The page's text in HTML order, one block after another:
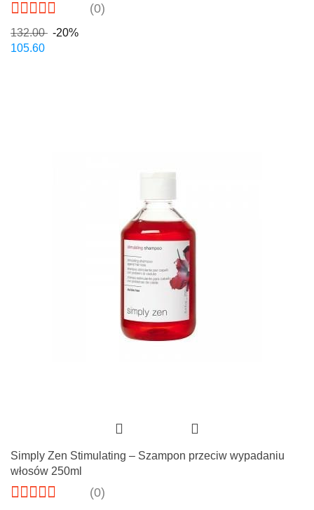
(0)
132.00
-20%
105.60
Simply Zen Stimulating – Szampon przeciw wypadaniu
włosów 250ml
(0)